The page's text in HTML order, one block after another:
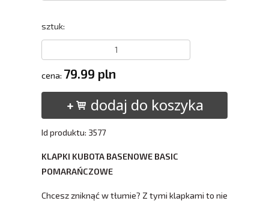
sztuk:
cena: 79.99 pln
dodaj do koszyka
Id produktu: 3577
KLAPKI KUBOTA BASENOWE BASIC
POMARAŃCZOWE
Chcesz zniknąć w tłumie? Z tymi klapkami to nie